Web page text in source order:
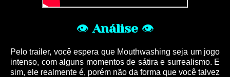
👁 Análise 👁
Pelo trailer, você espera que Mouthwashing seja um jogo
intenso, com alguns momentos de sátira e surrealismo. E
sim, ele realmente é, porém não da forma que você talvez